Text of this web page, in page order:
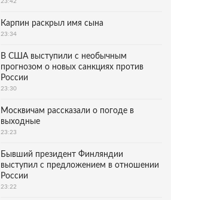
23:42
Карпин раскрыл имя сына
23:34
В США выступили с необычным
прогнозом о новых санкциях против
России
23:30
Москвичам рассказали о погоде в
выходные
23:23
Бывший президент Финляндии
выступил с предложением в отношении
России
23:22